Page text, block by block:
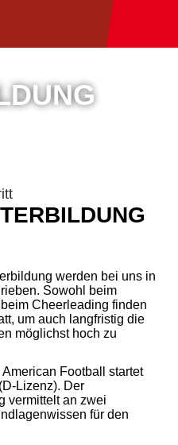
werden bei uns in
Sowohl beim
Cheerleading finden
um auch langfristig die
möglichst hoch zu
Football startet
Lizenz). Der
vermittelt an zwei
für den